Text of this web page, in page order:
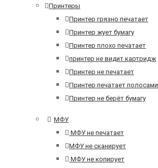
Принтеры
Принтер грязно печатает
Принтер жует бумагу
Принтер плохо печатает
принтер не видит картридж
Принтер не печатает
Принтер печатает полосами
Принтер не берёт бумагу
МФУ
МФУ не печатает
МФУ не сканирует
МФУ не копирует